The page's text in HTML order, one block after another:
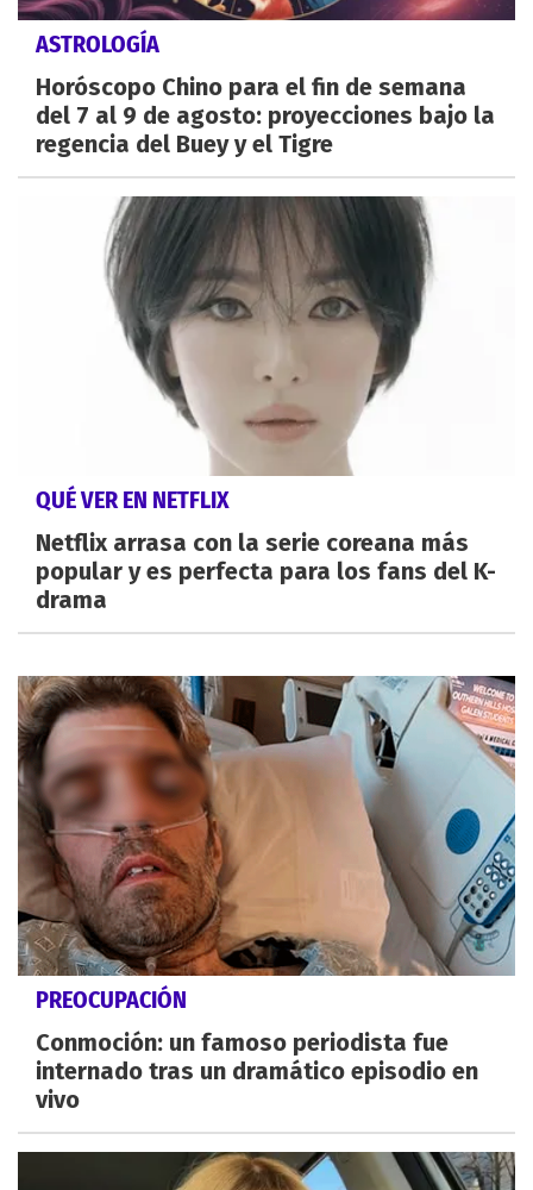
ASTROLOGÍA
Horóscopo Chino para el fin de semana
del 7 al 9 de agosto: proyecciones bajo la
regencia del Buey y el Tigre
QUÉ VER EN NETFLIX
Netflix arrasa con la serie coreana más
popular y es perfecta para los fans del K-
drama
PREOCUPACIÓN
Conmoción: un famoso periodista fue
internado tras un dramático episodio en
vivo